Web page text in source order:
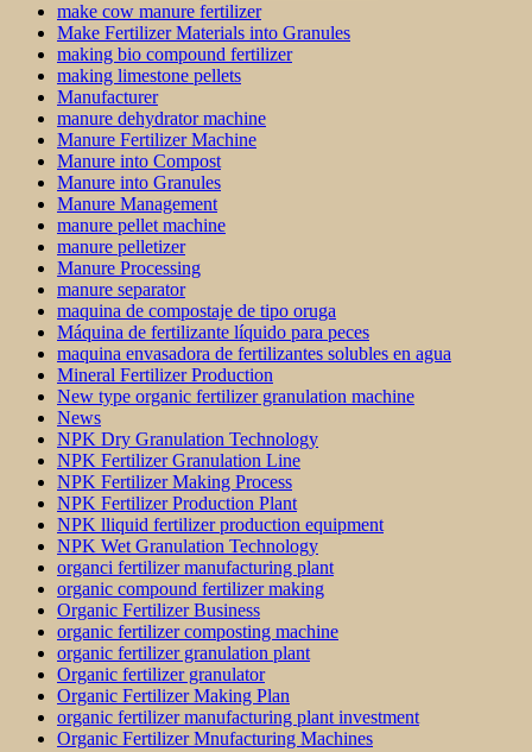
make cow manure fertilizer
Make Fertilizer Materials into Granules
making bio compound fertilizer
making limestone pellets
Manufacturer
manure dehydrator machine
Manure Fertilizer Machine
Manure into Compost
Manure into Granules
Manure Management
manure pellet machine
manure pelletizer
Manure Processing
manure separator
maquina de compostaje de tipo oruga
Máquina de fertilizante líquido para peces
maquina envasadora de fertilizantes solubles en agua
Mineral Fertilizer Production
New type organic fertilizer granulation machine
News
NPK Dry Granulation Technology
NPK Fertilizer Granulation Line
NPK Fertilizer Making Process
NPK Fertilizer Production Plant
NPK lliquid fertilizer production equipment
NPK Wet Granulation Technology
organci fertilizer manufacturing plant
organic compound fertilizer making
Organic Fertilizer Business
organic fertilizer composting machine
organic fertilizer granulation plant
Organic fertilizer granulator
Organic Fertilizer Making Plan
organic fertilizer manufacturing plant investment
Organic Fertilizer Mnufacturing Machines